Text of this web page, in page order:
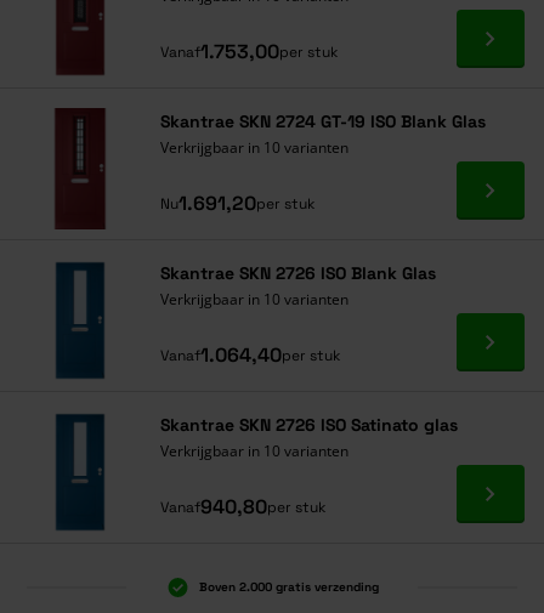
Vanaf1.753,00per stuk Ga
Skantrae SKN 2724 GT-19 ISO Blank Glas
Verkrijgbaar in 10 varianten
Nu1.691,20per stuk Ga
Skantrae SKN 2726 ISO Blank Glas
Verkrijgbaar in 10 varianten
Vanaf1.064,40per stuk Ga
Skantrae SKN 2726 ISO Satinato glas
Verkrijgbaar in 10 varianten
Vanaf940,80per stuk Ga
Boven 2.000 gratis verzending